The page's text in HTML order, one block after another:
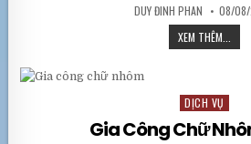
AUTHOR:
DUY ĐINH PHAN
08/
XEM THÊM...
Posted in
DỊCH VỤ
Gia Công Chữ